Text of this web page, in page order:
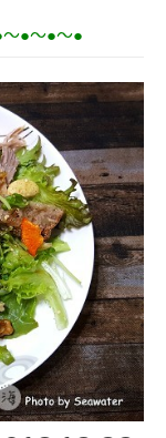
●～●～●